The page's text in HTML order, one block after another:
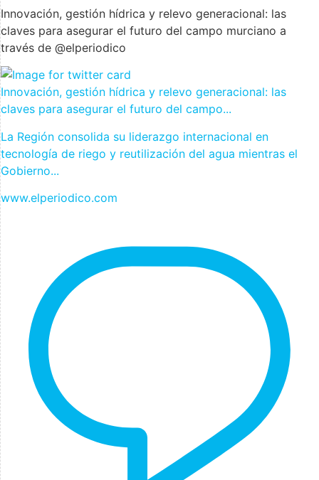
Innovación, gestión hídrica y relevo generacional: las
claves para asegurar el futuro del campo murciano a
través de @elperiodico
Innovación, gestión hídrica y relevo generacional: las
claves para asegurar el futuro del campo...
La Región consolida su liderazgo internacional en
tecnología de riego y reutilización del agua mientras el
Gobierno...
www.elperiodico.com